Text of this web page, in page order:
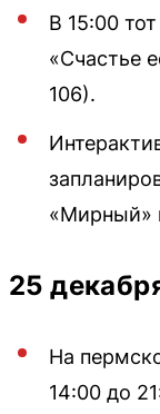
В 15:00
«Счастье
106).
«Мирный»
25
На
14:00 до